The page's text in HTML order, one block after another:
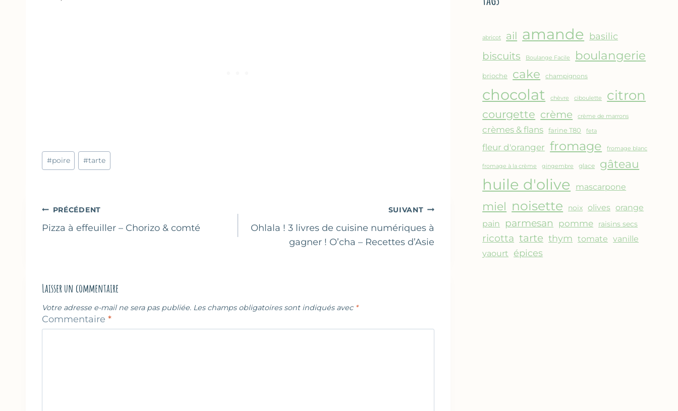
Étiquettes
de
#poire #tarte
Navigation
de
PRÉCÉDENT
Pizza à effeuiller – Chorizo & comté
SUIVANT
Ohlala ! 3 livres de cuisine numériques à
gagner ! O’cha – Recettes d’Asie
Laisser un commentaire
Votre adresse e-mail ne sera pas publiée. Les champs obligatoires sont indiqués avec *
Commentaire *
DE
CHICHE
CUISSON
AU
FOUR
abricot ail amande basilic
biscuits Boulange Facile boulangerie
brioche cake champignons
chocolat chèvre ciboulette citron
courgette crème crème de marrons
crèmes & flans farine T80 feta
fleur d'oranger fromage fromage blanc
fromage à la crème gingembre glace gâteau
huile d'olive mascarpone
miel noisette noix olives orange
pain
parmesan pomme raisins secs
ricotta tarte thym tomate vanille
yaourt épices